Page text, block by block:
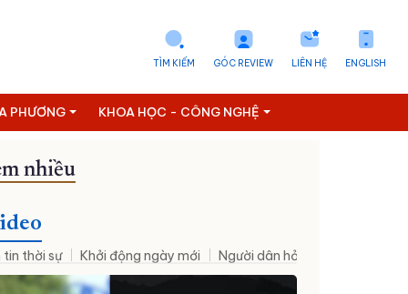
ENGLISH
LIÊN HỆ
GÓC REVIEW
TÌM KIẾM
PHƯƠNG KHOA HỌC - CÔNG NGHỆ
nhiều
tin thời sự Khởi động ngày mới Người dân hỏi – Cơ quan nhà